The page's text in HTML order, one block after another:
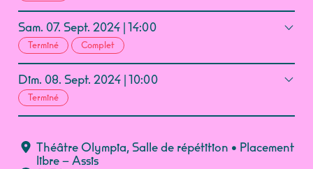
Sam. 07. Sept. 2024 14:00
Terminé Complet
Dim. 08. Sept. 2024 10:00
Terminé
Théâtre Olympia,Salle de répétition • Placement
libre – Assis